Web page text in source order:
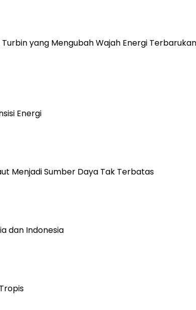
Turbin yang Mengubah Wajah Energi Terbarukan
Energi
Menjadi Sumber Daya Tak Terbatas
dan Indonesia